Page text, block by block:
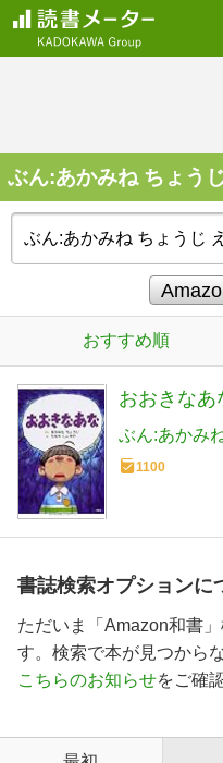
ぶん:あかみね ちょう
おすすめ順
おおきなあ
ぶん:あかみ
1100
書誌検索オプションに
ただいま「Amazon和書
す。検索で本が見つから
こちらのお知らせをご確